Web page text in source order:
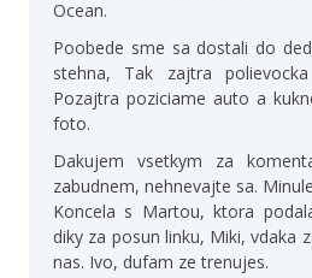
Ocean.
Poobede sme sa dostali do
stehna, Tak zajtra
Pozajtra poziciame auto a
foto.
Dakujem vsetkym za
zabudnem, nehnevajte sa.
Koncela s Martou, ktora
diky za posun linku, Miki, vdaka
nas. Ivo, dufam ze trenujes.